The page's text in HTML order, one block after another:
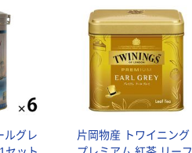
ルグレ
片岡物産 トワイニング